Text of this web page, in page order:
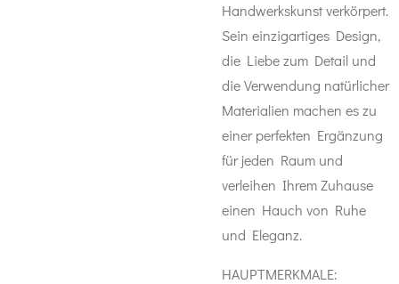
Handwerkskunst verkörpert.
Sein einzigartiges Design,
die Liebe zum Detail und
die Verwendung natürlicher
Materialien machen es zu
einer perfekten Ergänzung
für jeden Raum und
verleihen Ihrem Zuhause
einen Hauch von Ruhe
und Eleganz.
HAUPTMERKMALE: